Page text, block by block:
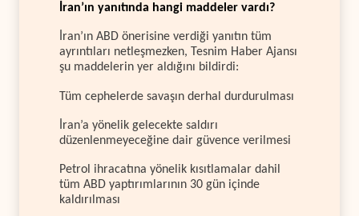
İran’ın yanıtında hangi maddeler vardı?
İran’ın ABD önerisine verdiği yanıtın tüm
ayrıntıları netleşmezken, Tesnim Haber Ajansı
şu maddelerin yer aldığını bildirdi:
Tüm cephelerde savaşın derhal durdurulması
İran’a yönelik gelecekte saldırı
düzenlenmeyeceğine dair güvence verilmesi
Petrol ihracatına yönelik kısıtlamalar dahil
tüm ABD yaptırımlarının 30 gün içinde
kaldırılması